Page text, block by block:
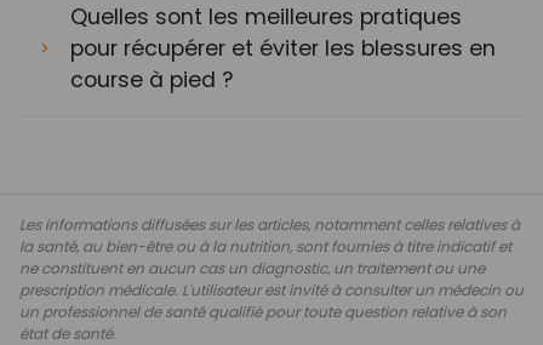
Quelles sont les meilleures pratiques
pour récupérer et éviter les blessures en
course à pied ?
Les informations diffusées sur les articles, notamment celles relatives à
la santé, au bien-être ou à la nutrition, sont fournies à titre indicatif et
ne constituent en aucun cas un diagnostic, un traitement ou une
prescription médicale. L'utilisateur est invité à consulter un médecin ou
un professionnel de santé qualifié pour toute question relative à son
état de santé.